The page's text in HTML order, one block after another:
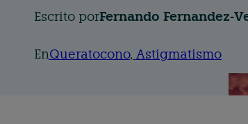
Escrito porFernando Fernandez-
EnQueratocono, Astigmatismo